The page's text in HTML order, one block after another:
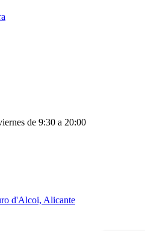
de 9:30 a 20:00
d'Alcoi, Alicante